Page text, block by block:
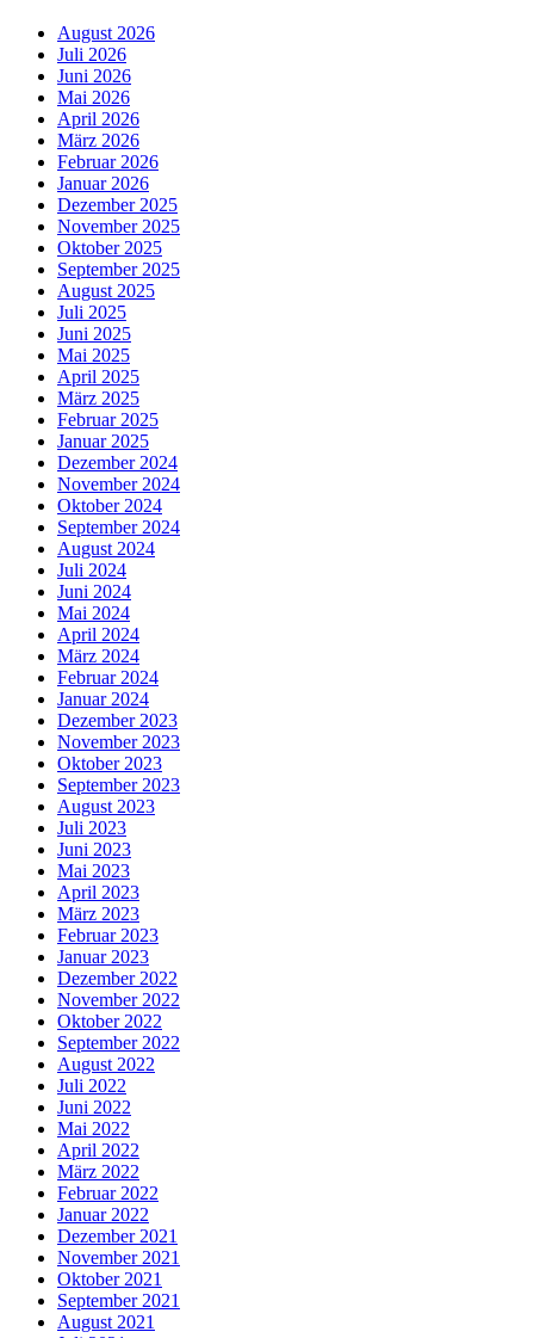
August 2026
Juli 2026
Juni 2026
Mai 2026
April 2026
März 2026
Februar 2026
Januar 2026
Dezember 2025
November 2025
Oktober 2025
September 2025
August 2025
Juli 2025
Juni 2025
Mai 2025
April 2025
März 2025
Februar 2025
Januar 2025
Dezember 2024
November 2024
Oktober 2024
September 2024
August 2024
Juli 2024
Juni 2024
Mai 2024
April 2024
März 2024
Februar 2024
Januar 2024
Dezember 2023
November 2023
Oktober 2023
September 2023
August 2023
Juli 2023
Juni 2023
Mai 2023
April 2023
März 2023
Februar 2023
Januar 2023
Dezember 2022
November 2022
Oktober 2022
September 2022
August 2022
Juli 2022
Juni 2022
Mai 2022
April 2022
März 2022
Februar 2022
Januar 2022
Dezember 2021
November 2021
Oktober 2021
September 2021
August 2021